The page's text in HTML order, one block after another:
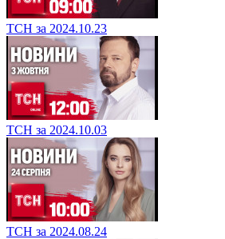
ТСН за 2024.10.23
ТСН за 2024.10.03
ТСН за 2024.08.24